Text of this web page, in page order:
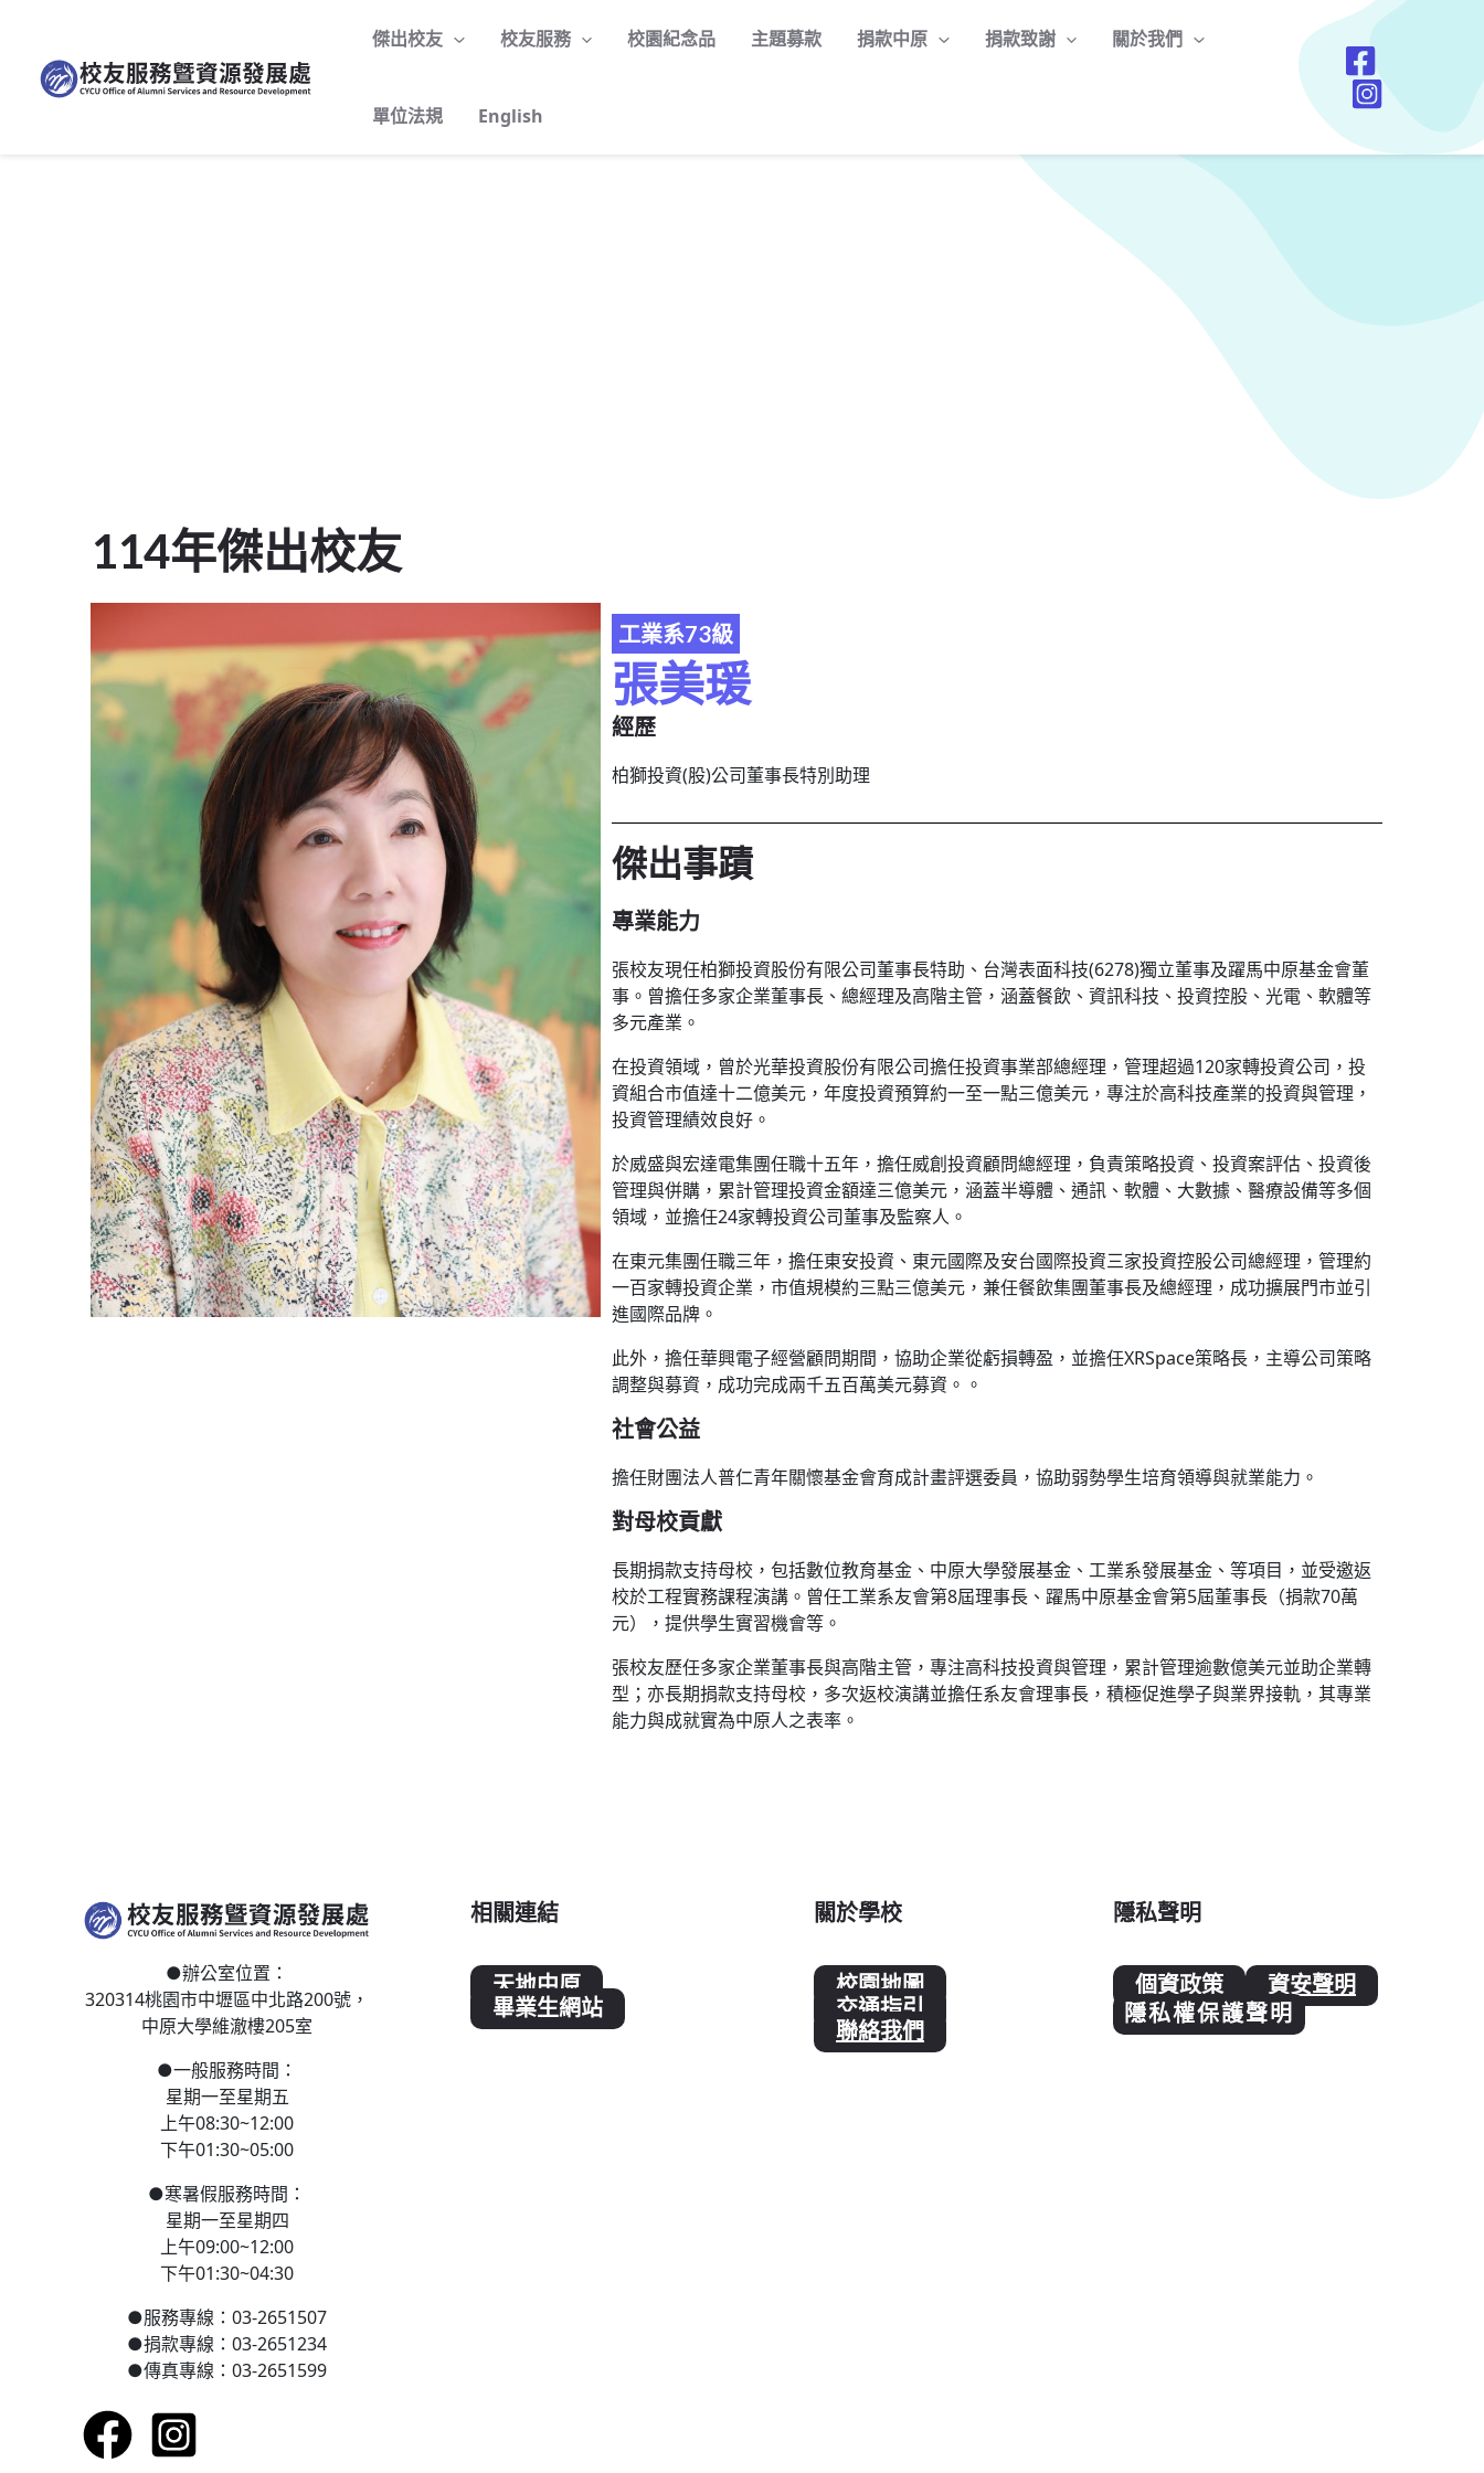
傑出校友 校友服務 校園紀念品 主題募款 捐款中原 捐款致謝 關於我們
單位法規 English
114年傑出校友
工業系73級
張美瑗
經歷
柏獅投資(股)公司董事長特別助理
傑出事蹟
專業能力
張校友現任柏獅投資股份有限公司董事長特助、台灣表面科技(6278)獨立董事及躍馬中原基金會董
事。曾擔任多家企業董事長、總經理及高階主管，涵蓋餐飲、資訊科技、投資控股、光電、軟體等
多元產業。
在投資領域，曾於光華投資股份有限公司擔任投資事業部總經理，管理超過120家轉投資公司，投
資組合市值達十二億美元，年度投資預算約一至一點三億美元，專注於高科技產業的投資與管理，
投資管理績效良好。
於威盛與宏達電集團任職十五年，擔任威創投資顧問總經理，負責策略投資、投資案評估、投資後
管理與併購，累計管理投資金額達三億美元，涵蓋半導體、通訊、軟體、大數據、醫療設備等多個
領域，並擔任24家轉投資公司董事及監察人。
在東元集團任職三年，擔任東安投資、東元國際及安台國際投資三家投資控股公司總經理，管理約
一百家轉投資企業，市值規模約三點三億美元，兼任餐飲集團董事長及總經理，成功擴展門市並引
進國際品牌。
此外，擔任華興電子經營顧問期間，協助企業從虧損轉盈，並擔任XRSpace策略長，主導公司策略
調整與募資，成功完成兩千五百萬美元募資。。
社會公益
擔任財團法人普仁青年關懷基金會育成計畫評選委員，協助弱勢學生培育領導與就業能力。
對母校貢獻
長期捐款支持母校，包括數位教育基金、中原大學發展基金、工業系發展基金、等項目，並受邀返
校於工程實務課程演講。曾任工業系友會第8屆理事長、躍馬中原基金會第5屆董事長（捐款70萬
元），提供學生實習機會等。
張校友歷任多家企業董事長與高階主管，專注高科技投資與管理，累計管理逾數億美元並助企業轉
型；亦長期捐款支持母校，多次返校演講並擔任系友會理事長，積極促進學子與業界接軌，其專業
能力與成就實為中原人之表率。
●辦公室位置：
320314桃園市中壢區中北路200號，
中原大學維澈樓205室
●一般服務時間：
星期一至星期五
上午08:30~12:00
下午01:30~05:00
●寒暑假服務時間：
星期一至星期四
上午09:00~12:00
下午01:30~04:30
●服務專線：03-2651507
●捐款專線：03-2651234
●傳真專線：03-2651599
相關連結
天地中原
畢業生網站
關於學校
校園地圖
交通指引
聯絡我們
隱私聲明
個資政策
資安聲明
隱私權保護聲明